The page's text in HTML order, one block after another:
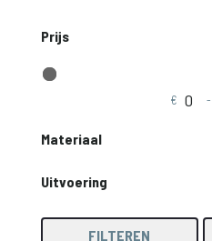
Prijs
€ -
Materiaal
Eik
Uitvoering
FILTEREN